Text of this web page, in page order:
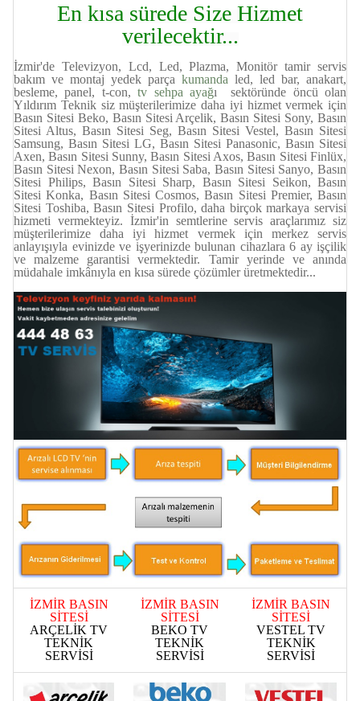
En kısa sürede Size Hizmet
verilecektir...
İzmir'de Televizyon, Lcd, Led, Plazma, Monitör tamir servis
bakım ve montaj yedek parça kumanda led, led bar, anakart,
besleme, panel, t-con,tv sehpa ayağı sektöründe öncü olan
Yıldırım Teknik siz müşterilerimize daha iyi hizmet vermek için
Basın Sitesi Beko, Basın Sitesi Arçelik, Basın Sitesi Sony, Basın
Sitesi Altus, Basın Sitesi Seg, Basın Sitesi Vestel, Basın Sitesi
Samsung, Basın Sitesi LG, Basın Sitesi Panasonic, Basın Sitesi
Axen, Basın Sitesi Sunny, Basın Sitesi Axos, Basın Sitesi Finlüx,
Basın Sitesi Nexon, Basın Sitesi Saba, Basın Sitesi Sanyo, Basın
Sitesi Philips, Basın Sitesi Sharp, Basın Sitesi Seikon, Basın
Sitesi Konka, Basın Sitesi Cosmos, Basın Sitesi Premier, Basın
Sitesi Toshiba, Basın Sitesi Profilo, daha birçok markaya servisi
hizmeti vermekteyiz. İzmir'in semtlerine servis araçlarımız siz
müşterilerimize daha iyi hizmet vermek için merkez servis
anlayışıyla evinizde ve işyerinizde bulunan cihazlara 6 ay işçilik
ve malzeme garantisi vermektedir. Tamir yerinde ve anında
müdahale imkânıyla en kısa sürede çözümler üretmektedir...
İZMİR BASIN
SİTESİ
ARÇELİK TV
TEKNİK
SERVİSİ
İZMİR BASIN
SİTESİ
BEKO TV
TEKNİK
SERVİSİ
İZMİR BASIN
SİTESİ
VESTEL TV
TEKNİK
SERVİSİ